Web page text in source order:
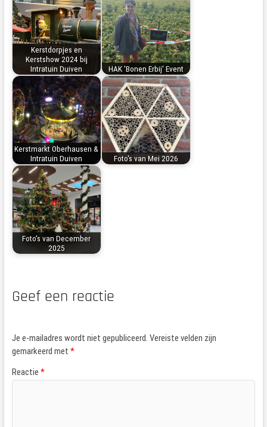
Kerstdorpjes en
Kerstshow 2024 bij
Intratuin Duiven
HAK 'Bonen Erbij' Event
Kerstmarkt Oberhausen &
Intratuin Duiven
Foto's van Mei 2026
Foto's van December
2025
Geef een reactie
Je e-mailadres wordt niet gepubliceerd. Vereiste velden zijn
gemarkeerd met *
Reactie *